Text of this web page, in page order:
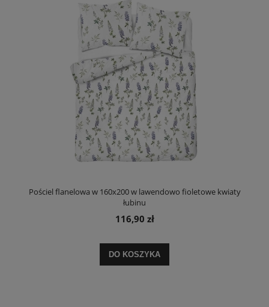
Pościel flanelowa w 160x200 w lawendowo fioletowe kwiaty
łubinu
116,90 zł
DO KOSZYKA